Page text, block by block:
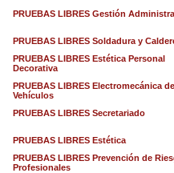
PRUEBAS LIBRES Gestión
PRUEBAS LIBRES Soldadura y
PRUEBAS LIBRES Estética Personal
Decorativa
PRUEBAS LIBRES Electromecánica de
Vehículos
PRUEBAS LIBRES Secretariado
PRUEBAS LIBRES Estética
PRUEBAS LIBRES Prevención de
Profesionales